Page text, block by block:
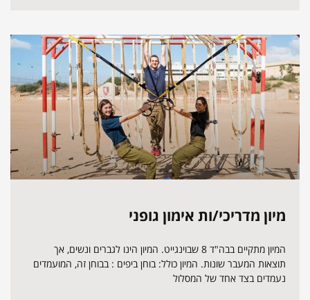
מיון מדריכי/ות אימון גופני
המיון מתקיים בבה"ד 8 שבוינגייט. המיון הינו לגברים ונשים, אך
תוצאות המעבר שונות. המיון כולל: בוחן ביפים : בבוחן זה, המועמדים
נעמדים בצד אחד של המסלול